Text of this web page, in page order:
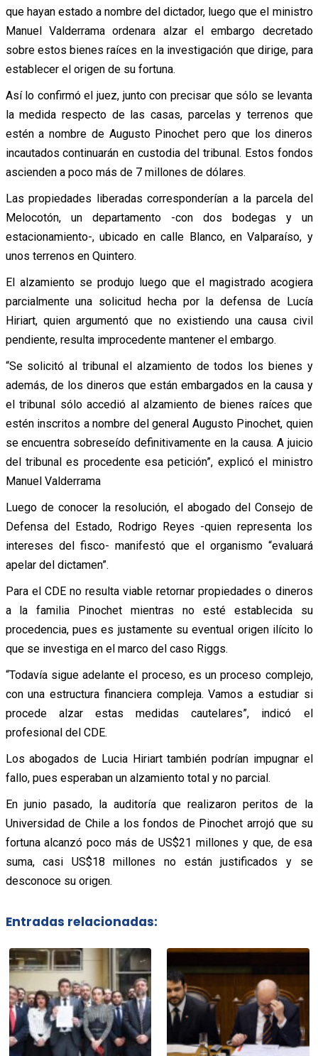
que hayan estado a nombre del dictador, luego que el ministro
Manuel Valderrama ordenara alzar el embargo decretado
sobre estos bienes raíces en la investigación que dirige, para
establecer el origen de su fortuna.
Así lo confirmó el juez, junto con precisar que sólo se levanta
la medida respecto de las casas, parcelas y terrenos que
estén a nombre de Augusto Pinochet pero que los dineros
incautados continuarán en custodia del tribunal. Estos fondos
ascienden a poco más de 7 millones de dólares.
Las propiedades liberadas corresponderían a la parcela del
Melocotón, un departamento -con dos bodegas y un
estacionamiento-, ubicado en calle Blanco, en Valparaíso, y
unos terrenos en Quintero.
El alzamiento se produjo luego que el magistrado acogiera
parcialmente una solicitud hecha por la defensa de Lucía
Hiriart, quien argumentó que no existiendo una causa civil
pendiente, resulta improcedente mantener el embargo.
“Se solicitó al tribunal el alzamiento de todos los bienes y
además, de los dineros que están embargados en la causa y
el tribunal sólo accedió al alzamiento de bienes raíces que
estén inscritos a nombre del general Augusto Pinochet, quien
se encuentra sobreseído definitivamente en la causa. A juicio
del tribunal es procedente esa petición”, explicó el ministro
Manuel Valderrama
Luego de conocer la resolución, el abogado del Consejo de
Defensa del Estado, Rodrigo Reyes -quien representa los
intereses del fisco- manifestó que el organismo “evaluará
apelar del dictamen”.
Para el CDE no resulta viable retornar propiedades o dineros
a la familia Pinochet mientras no esté establecida su
procedencia, pues es justamente su eventual origen ilícito lo
que se investiga en el marco del caso Riggs.
“Todavía sigue adelante el proceso, es un proceso complejo,
con una estructura financiera compleja. Vamos a estudiar si
procede alzar estas medidas cautelares”, indicó el
profesional del CDE.
Los abogados de Lucia Hiriart también podrían impugnar el
fallo, pues esperaban un alzamiento total y no parcial.
En junio pasado, la auditoría que realizaron peritos de la
Universidad de Chile a los fondos de Pinochet arrojó que su
fortuna alcanzó poco más de US$21 millones y que, de esa
suma, casi US$18 millones no están justificados y se
desconoce su origen.
Entradas relacionadas: